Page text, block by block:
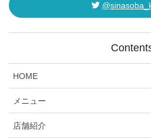
HOME
メニュー
店舗紹介